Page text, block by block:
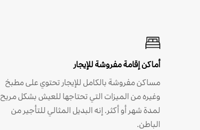
أماكن إقامة مفروشة للإيجار
مساكن مفروشة بالكامل للإيجار تحتوي على مطبخ
وغيره من الميزات التي تحتاجها للعيش بشكل مريح
لمدة شهر أو أكثر. إنه البديل المثالي للتأجير من
الباطن.